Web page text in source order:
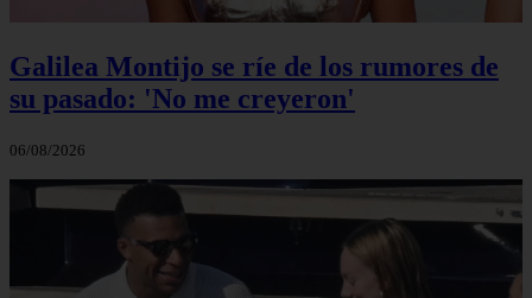
Galilea Montijo se ríe de los rumores de
su pasado: 'No me creyeron'
06/08/2026